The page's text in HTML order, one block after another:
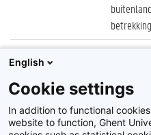
Datum:
23
Identificatienummer
Album: Welcome
English
Cookie settings
In addition to functional
website to function, Ghent